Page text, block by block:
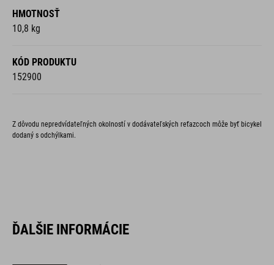
HMOTNOSŤ
10,8 kg
KÓD PRODUKTU
152900
Z dôvodu nepredvídateľných okolností v dodávateľských reťazcoch môže byť bicykel
dodaný s odchýlkami.
ĎALŠIE INFORMÁCIE